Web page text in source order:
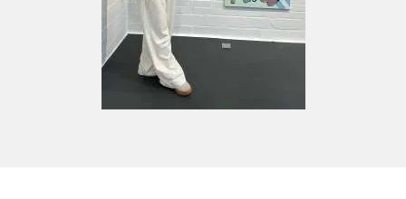
2022 Wandmalerei im Tide Hotel
Wilhelmshaven
2022 Einzelausstellung im Café Freiblock
Wilhelmshaven